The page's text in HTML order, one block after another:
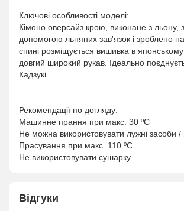
Ключові особливості моделі:
Кімоно оверсайз крою, виконане з льону,
допомогою льняних зав'язок і зроблено
спині розміщується вишивка в
довгий широкий рукав. Ідеально
Кадзукі.
Рекомендації по догляду:
Машинне прання при макс. 30 ºC
Не можна використовувати лужні засоби /
Прасування при макс. 110 ºC
Не використовувати сушарку
Відгуки